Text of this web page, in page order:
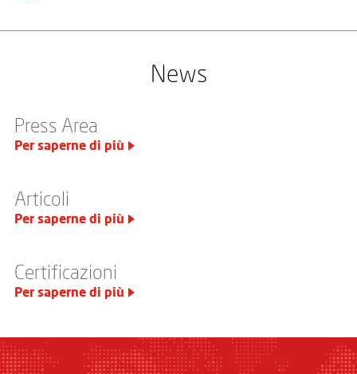
News
Press Area
Per saperne di più
Articoli
Per saperne di più
Certificazioni
Per saperne di più